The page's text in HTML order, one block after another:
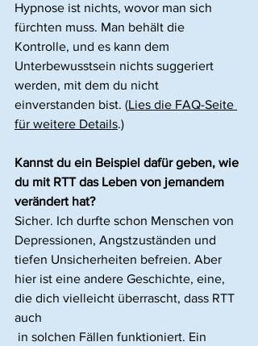
Hypnose ist nichts, wovor man sich
fürchten muss. Man behält die
Kontrolle, und es kann dem
Unterbewusstsein nichts suggeriert
werden, mit dem du nicht
einverstanden bist. (Lies die FAQ-Seite
für weitere Details.)
Kannst du ein Beispiel dafür geben, wie
du mit RTT das Leben von jemandem
verändert hat?
Sicher. Ich durfte schon Menschen von
Depressionen, Angstzuständen und
tiefen Unsicherheiten befreien. Aber
hier ist eine andere Geschichte, eine,
die dich vielleicht überrascht, dass RTT
auch